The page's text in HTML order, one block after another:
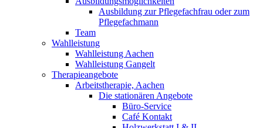
Ausbildung zur Pflegefachfrau oder zum
Pflegefachmann
Team
Wahlleistung
Wahlleistung Aachen
Wahlleistung Gangelt
Therapieangebote
Arbeitstherapie, Aachen
Die stationären Angebote
Büro-Service
Café Kontakt